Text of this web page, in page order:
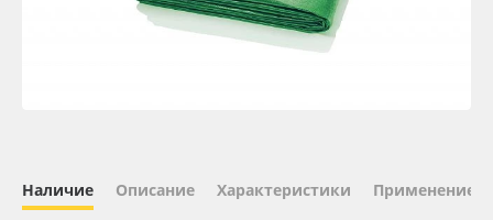
ПЭТ листовой
Наличие Описание Характеристики Применение